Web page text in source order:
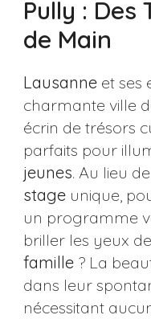
Pully : Des
de Main
Lausanneet ses
charmante ville
écrin de trésors
parfaits pour
jeunes. Au lieu
stageunique,
un programme
briller les yeux
famille? La
dans leur
nécessitant